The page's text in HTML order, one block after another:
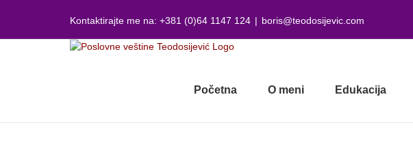
Kontaktirajte me na: +381 (0)64 1147 124 | boris@teodosijevic.com
Početna O meni Edukacija